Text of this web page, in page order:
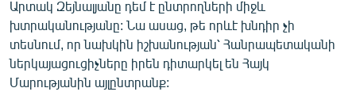
Արտակ Զեյնալյանը դեմ է ընտրողների միջև
խտրականությանը: Նա ասաց, թե որևէ խնդիր չի
տեսնում, որ նախկին իշխանության՝ Հանրապետականի
ներկայացուցիչները իրեն դիտարկել են Հայկ
Մարությանին այլընտրանք: